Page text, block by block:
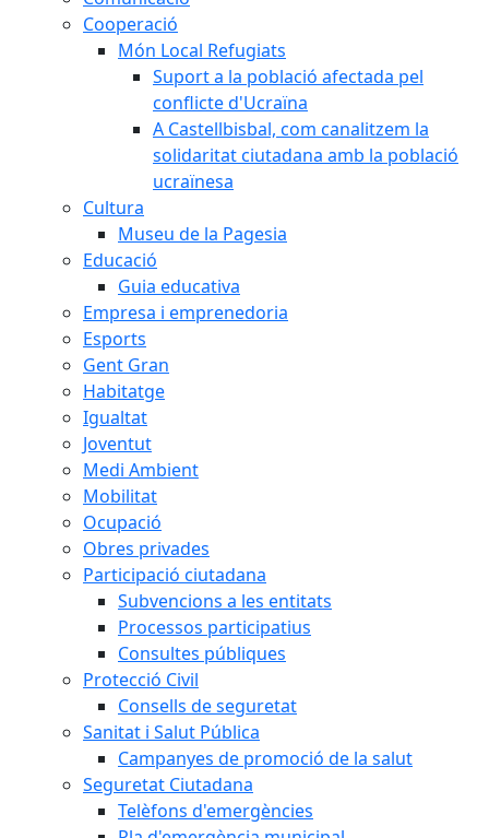
Cooperació
Món Local Refugiats
Suport a la població afectada pel
conflicte d'Ucraïna
A Castellbisbal, com canalitzem la
solidaritat ciutadana amb la població
ucraïnesa
Cultura
Museu de la Pagesia
Educació
Guia educativa
Empresa i emprenedoria
Esports
Gent Gran
Habitatge
Igualtat
Joventut
Medi Ambient
Mobilitat
Ocupació
Obres privades
Participació ciutadana
Subvencions a les entitats
Processos participatius
Consultes públiques
Protecció Civil
Consells de seguretat
Sanitat i Salut Pública
Campanyes de promoció de la salut
Seguretat Ciutadana
Telèfons d'emergències